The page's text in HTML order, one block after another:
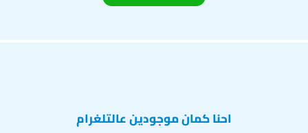
احنا كمان موجودين عالتلغرام